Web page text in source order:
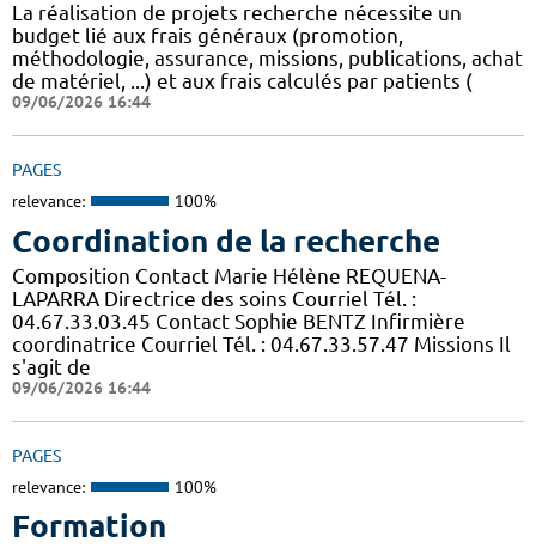
La réalisation de projets recherche nécessite un
budget lié aux frais généraux (promotion,
méthodologie, assurance, missions, publications, achat
de matériel, ...) et aux frais calculés par patients (
09/06/2026 16:44
PAGES
relevance: 100%
Coordination de la recherche
Composition Contact Marie Hélène REQUENA-
LAPARRA Directrice des soins Courriel Tél. :
04.67.33.03.45 Contact Sophie BENTZ Infirmière
coordinatrice Courriel Tél. : 04.67.33.57.47 Missions Il
s'agit de
09/06/2026 16:44
PAGES
relevance: 100%
Formation